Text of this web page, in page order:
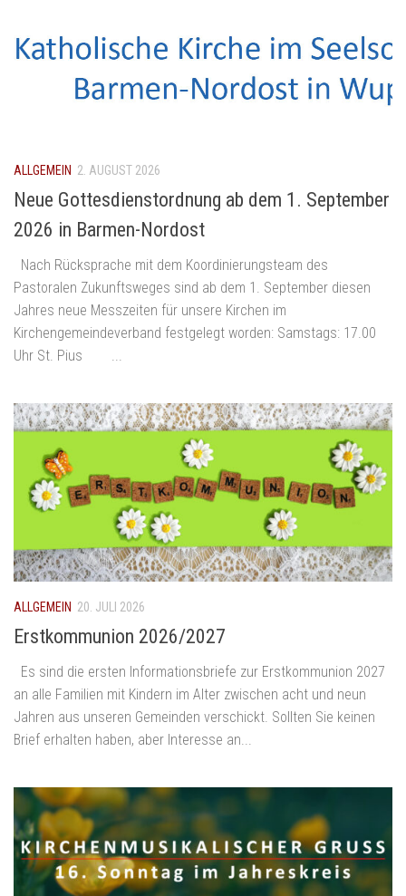
ALLGEMEIN 2. AUGUST 2026
Neue Gottesdienstordnung ab dem 1. September
2026 in Barmen-Nordost
Nach Rücksprache mit dem Koordinierungsteam des
Pastoralen Zukunftsweges sind ab dem 1. September diesen
Jahres neue Messzeiten für unsere Kirchen im
Kirchengemeindeverband festgelegt worden: Samstags: 17.00
Uhr St. Pius ...
ALLGEMEIN 20. JULI 2026
Erstkommunion 2026/2027
Es sind die ersten Informationsbriefe zur Erstkommunion 2027
an alle Familien mit Kindern im Alter zwischen acht und neun
Jahren aus unseren Gemeinden verschickt. Sollten Sie keinen
Brief erhalten haben, aber Interesse an...